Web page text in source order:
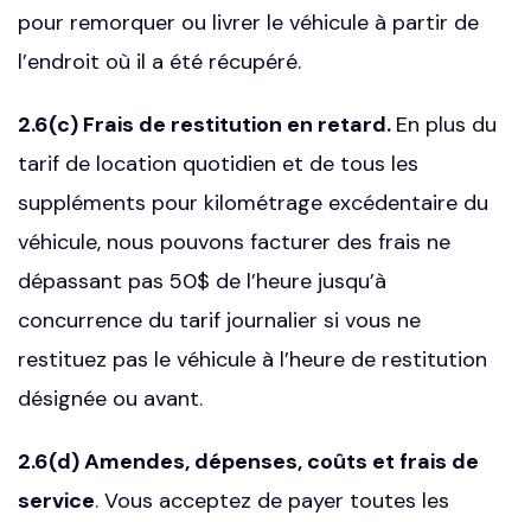
pour remorquer ou livrer le véhicule à partir de
l’endroit où il a été récupéré.
2.6(c) Frais de restitution en retard. En plus du
tarif de location quotidien et de tous les
suppléments pour kilométrage excédentaire du
véhicule, nous pouvons facturer des frais ne
dépassant pas 50$ de l’heure jusqu’à
concurrence du tarif journalier si vous ne
restituez pas le véhicule à l’heure de restitution
désignée ou avant.
2.6(d) Amendes, dépenses, coûts et frais de
service. Vous acceptez de payer toutes les